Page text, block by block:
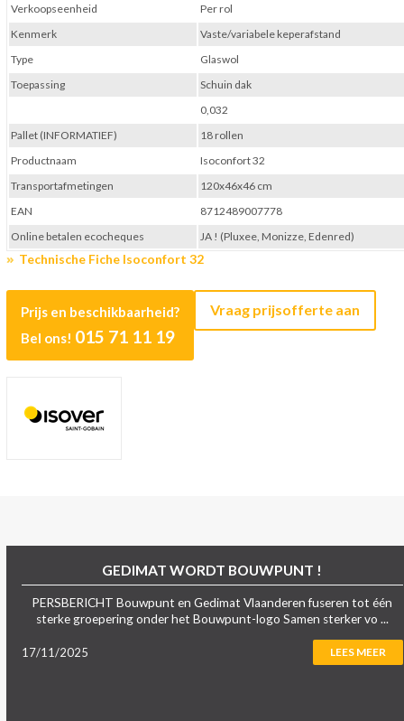
Technische Fiche Isoconfort 32
Prijs en beschikbaarheid?
Bel ons! 015 71 11 19
Vraag prijsofferte aan
Verkoopseenheid
Per rol
Kenmerk
Vaste/variabele keperafstand
Type
Glaswol
Toepassing
Schuin dak
0,032
Pallet (INFORMATIEF)
18 rollen
Productnaam
Isoconfort 32
Transportafmetingen
120x46x46 cm
EAN
8712489007778
Online betalen ecocheques
JA ! (Pluxee, Monizze, Edenred)
GEDIMAT WORDT BOUWPUNT !
PERSBERICHT Bouwpunt en Gedimat Vlaanderen fuseren tot één
sterke groepering onder het Bouwpunt-logo Samen sterker vo ...
17/11/2025 LEES MEER